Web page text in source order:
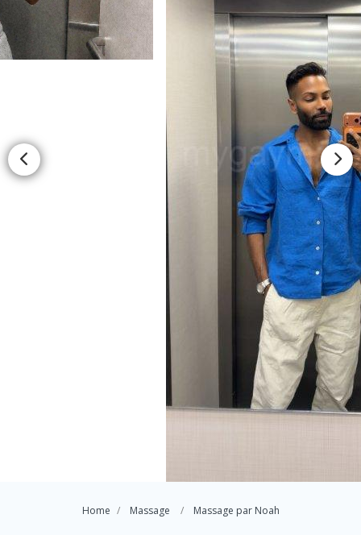
Home Massage Massage par Noah